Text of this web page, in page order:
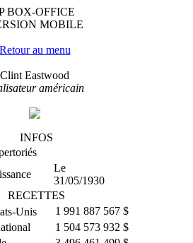
BOX-OFFICE
MOBILE
Retour au menu
Clint Eastwood
américain
INFOS
Le
31/05/1930
RECETTES
Unis
1 991 887 567 $
1 504 573 932 $